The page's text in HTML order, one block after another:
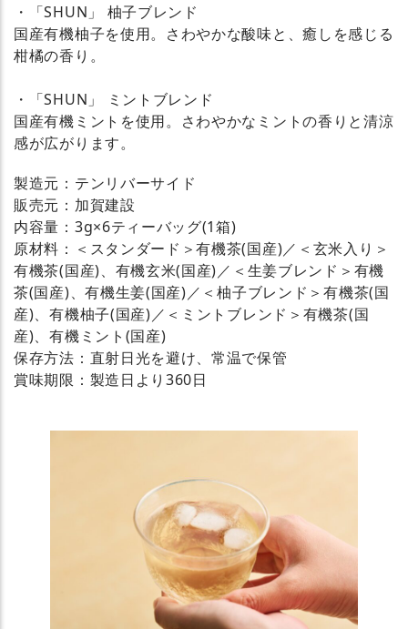
・「SHUN」 柚子ブレンド
国産有機柚子を使用。さわやかな酸味と、癒しを感じる
柑橘の香り。
・「SHUN」 ミントブレンド
国産有機ミントを使用。さわやかなミントの香りと清涼
感が広がります。
製造元：テンリバーサイド
販売元：加賀建設
内容量：3g×6ティーバッグ(1箱)
原材料：＜スタンダード＞有機茶(国産)／＜玄米入り＞
有機茶(国産)、有機玄米(国産)／＜生姜ブレンド＞有機
茶(国産)、有機生姜(国産)／＜柚子ブレンド＞有機茶(国
産)、有機柚子(国産)／＜ミントブレンド＞有機茶(国
産)、有機ミント(国産)
保存方法：直射日光を避け、常温で保管
賞味期限：製造日より360日